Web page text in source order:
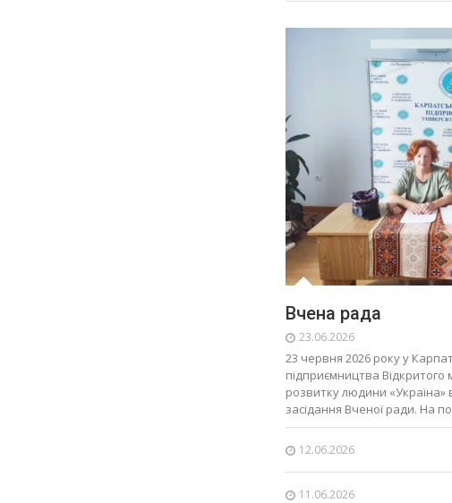
Вчена рада
23.06.2026
23 червня 2026 року у
підприємництва Відкритого
розвитку людини
засідання Вченої ради. На
12.06.2026
11.06.2026